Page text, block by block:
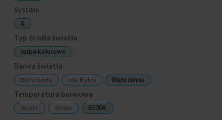
System
X
Typ źródła światła
Jednokolorowe
Barwa światła
Biała ciepła Neutralna Biała zimna
Temperatura barwowa
3000K 4000K 6500K